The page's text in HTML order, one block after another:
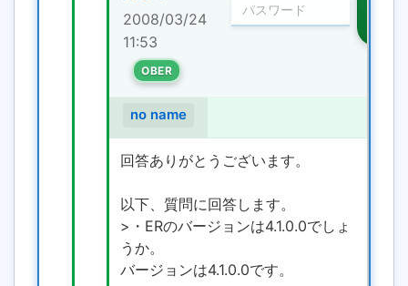
2008/03/24
11:53
OBER
no name
回答ありがとうございます。
以下、質問に回答します。
>・ERのバージョンは4.1.0.0でしょ
うか。
バージョンは4.1.0.0です。